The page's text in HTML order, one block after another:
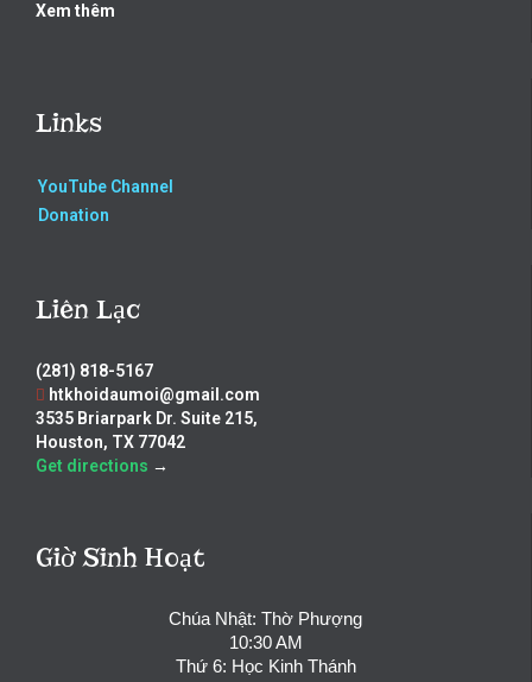
Xem thêm
Links
YouTube Channel
Donation
Liên Lạc
(281) 818-5167
htkhoidaumoi@gmail.com
3535 Briarpark Dr. Suite 215,
Houston, TX 77042
Get directions →
Giờ Sinh Hoạt
Chúa Nhật: Thờ Phượng
10:30 AM
Thứ 6: Học Kinh Thánh